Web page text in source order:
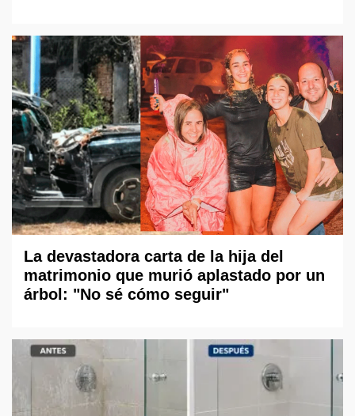
La devastadora carta de la hija del
matrimonio que murió aplastado por un
árbol: "No sé cómo seguir"